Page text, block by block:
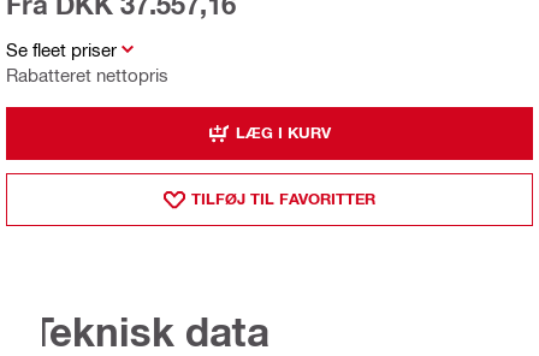
Se fleet priser
Rabatteret nettopris
LÆG I KURV
TILFØJ TIL FAVORITTER
Teknisk data